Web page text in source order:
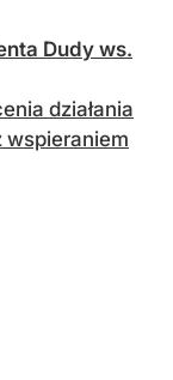
Dudy ws.
działania
wspieraniem